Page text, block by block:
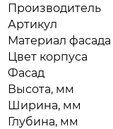
Производитель
Артикул
Материал фасада
Цвет корпуса
Фасад
Высота, мм
Ширина, мм
Глубина, мм